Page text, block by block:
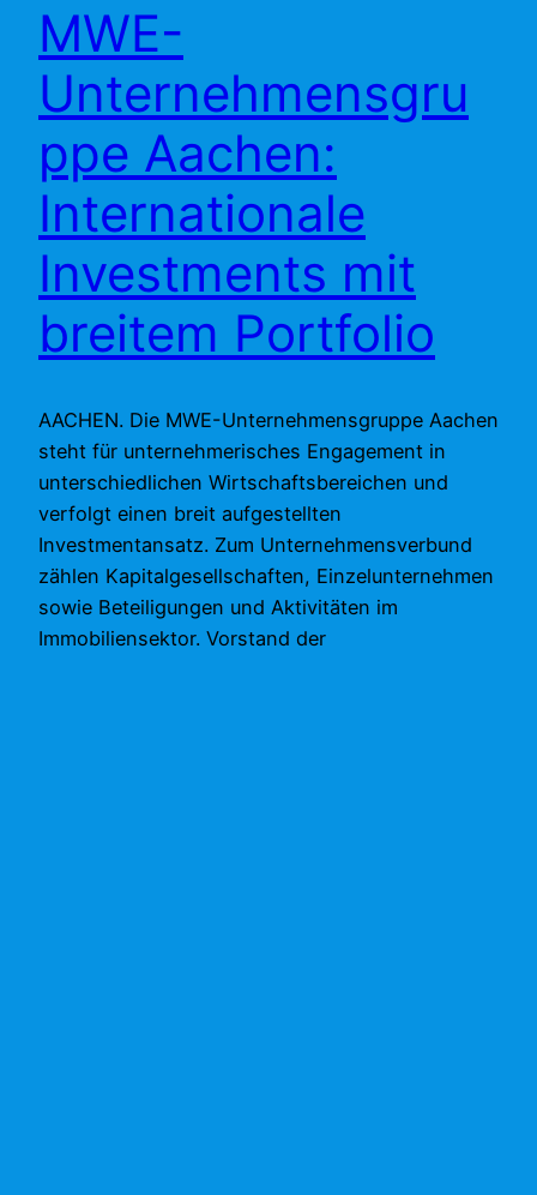
MWE-
Unternehmensgru
ppe Aachen:
Internationale
Investments mit
breitem Portfolio
AACHEN. Die MWE-Unternehmensgruppe Aachen
steht für unternehmerisches Engagement in
unterschiedlichen Wirtschaftsbereichen und
verfolgt einen breit aufgestellten
Investmentansatz. Zum Unternehmensverbund
zählen Kapitalgesellschaften, Einzelunternehmen
sowie Beteiligungen und Aktivitäten im
Immobiliensektor. Vorstand der